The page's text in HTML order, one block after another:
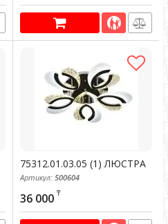
75312.01.03.05 (1) ЛЮСТРА
Артикул: 500604
36 000 ₸